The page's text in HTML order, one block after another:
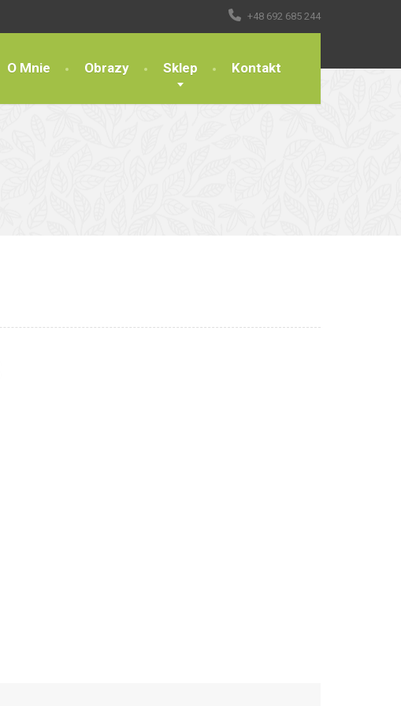
+48 692 685 244
O Mnie Obrazy Sklep Kontakt